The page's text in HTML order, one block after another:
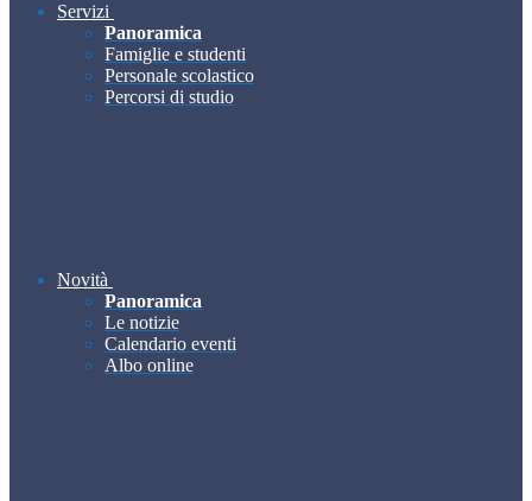
Servizi
Panoramica
Famiglie e studenti
Personale scolastico
Percorsi di studio
Novità
Panoramica
Le notizie
Calendario eventi
Albo online